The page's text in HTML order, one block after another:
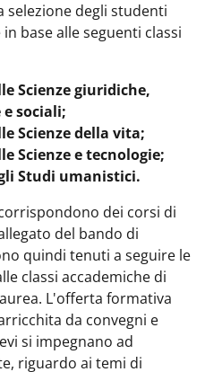
selezione degli studenti
base alle seguenti classi
Scienze giuridiche,
sociali;
Scienze della vita;
Scienze e tecnologie;
Studi umanistici.
dei corsi di
del bando di
quindi tenuti a seguire le
classi accademiche di
L'offerta formativa
da convegni e
si impegnano ad
riguardo ai temi di